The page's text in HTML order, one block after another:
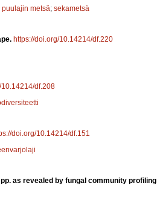
puulajin metsä; sekametsä
https://doi.org/10.14214/df.220
df.208
doi.org/10.14214/df.151
as revealed by fungal community profiling